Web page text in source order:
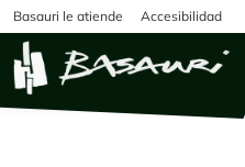
Pasar al contenido principal
Basauri le atiende Accesibilidad